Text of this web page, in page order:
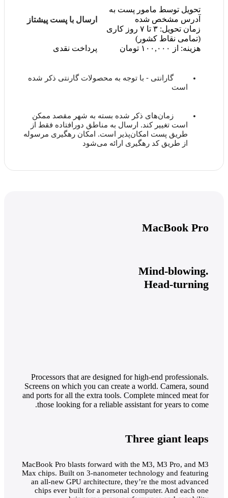
تحویل توسط مامور پست به
آدرس مشخص شده
زمان تحویل: ۳ تا ۷ روز کاری
(تمامی نقاط کشور)
هزینه: از ۱۰۰,۰۰۰ تومان
پرداخت نقدی
ارسال با پست پیشتاز
گارانتی - با توجه به محصولات گارنتی ذکر شده
است
زمان‌های ذکر شده بسته به شهر مقصد ممکن
است تغییر کند. ارسال به مناطق دورافتاده فقط از
طریق پست امکان‌پذیر است. امکان رهگیری مرسوله
از طریق کد رهگیری ارائه می‌شود
MacBook Pro
Mind-blowing.
Head-turning
Processors that are designed for high-end professionals.
Screens on which you can create a world. Camera, sound
and ports for all the extra tools. Complete minced meat for
those looking for a reliable assistant for years to come.
Three giant leaps
MacBook Pro blasts forward with the M3, M3 Pro, and M3
Max chips. Built on 3‑nanometer technology and featuring
an all-new GPU architecture, they’re the most advanced
chips ever built for a personal computer. And each one